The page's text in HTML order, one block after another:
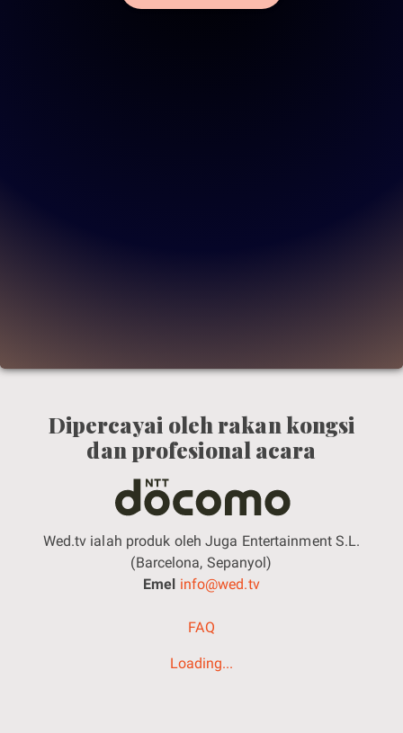
Dipercayai oleh rakan kongsi
dan profesional acara
Wed.tv ialah produk oleh Juga Entertainment S.L.
(Barcelona, Sepanyol)
Emel info@wed.tv
FAQ
Loading...